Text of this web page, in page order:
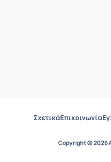
ΣχετικάΕπικοινωνία
Copyright © 2026